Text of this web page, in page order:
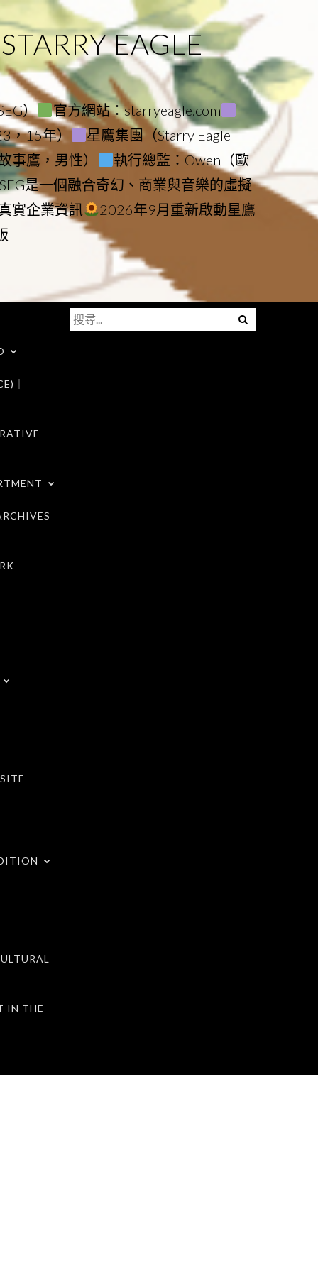
EAGLE
）
官方網站：starryeagle.com
，15年）
星鷹集團（Starry Eagle
事鷹，男性）
執行總監：Owen（歐
是一個融合奇幻、商業與音樂的虛擬
實企業資訊
2026年9月重新啟動星鷹
｜
IN THE
Menu
搜
尋